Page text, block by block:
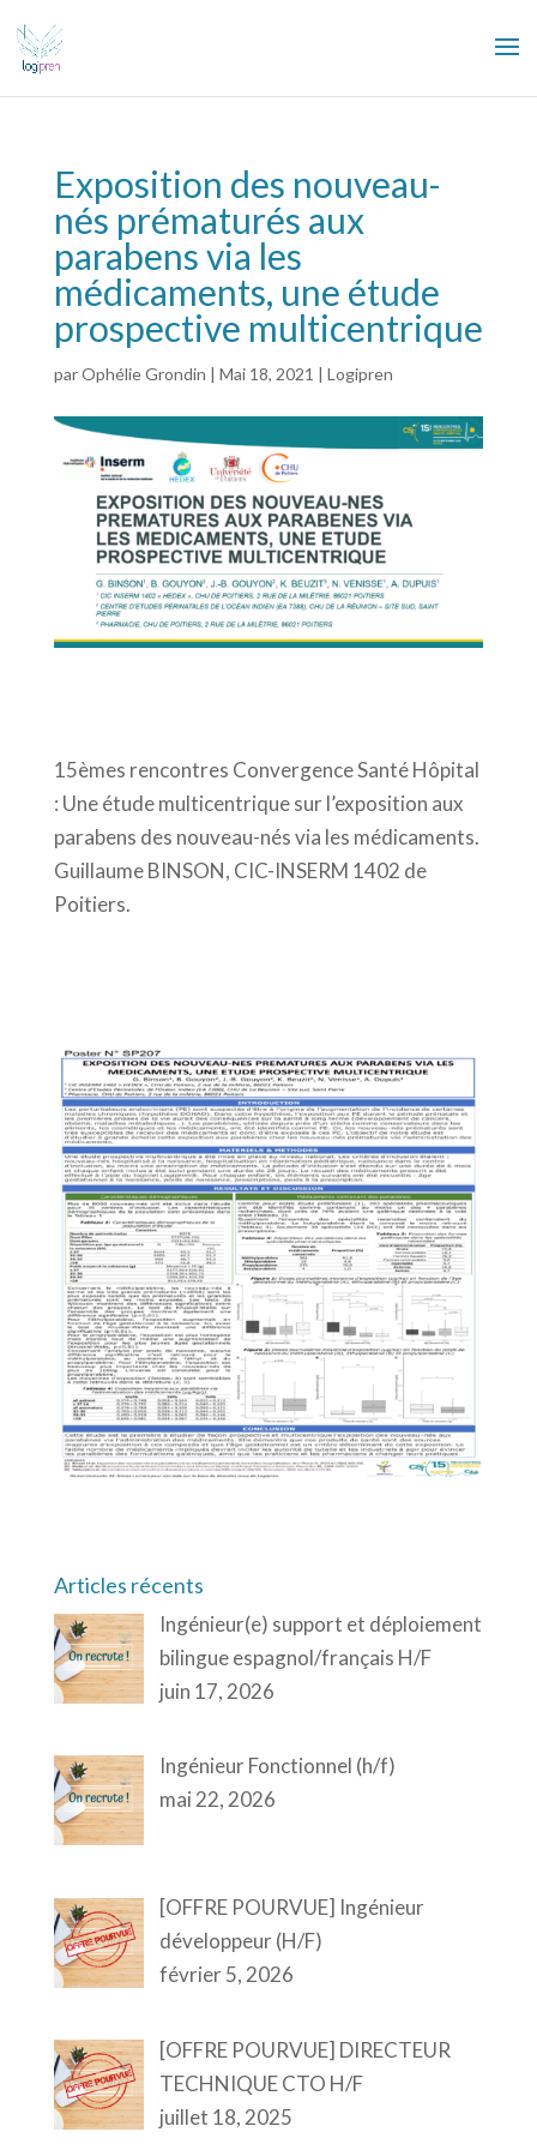
Exposition des nouveau-
nés prématurés aux
parabens via les
médicaments, une étude
prospective multicentrique
parOphélie Grondin | Mai 18, 2021 | Logipren
15èmes rencontres Convergence Santé Hôpital
: Une étude multicentrique sur l’exposition aux
parabens des nouveau-nés via les médicaments.
Guillaume BINSON, CIC-INSERM 1402 de
Poitiers.
Articles récents
Ingénieur(e) support et déploiement
bilingue espagnol/français H/F
juin 17, 2026
Ingénieur Fonctionnel (h/f)
mai 22, 2026
[OFFRE POURVUE] Ingénieur
développeur (H/F)
février 5, 2026
[OFFRE POURVUE] DIRECTEUR
TECHNIQUE CTO H/F
juillet 18, 2025